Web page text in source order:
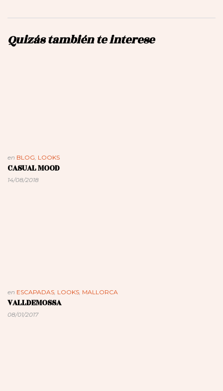
Quizás también te interese
en BLOG, LOOKS
CASUAL MOOD
14/08/2018
en ESCAPADAS, LOOKS, MALLORCA
VALLDEMOSSA
08/01/2017